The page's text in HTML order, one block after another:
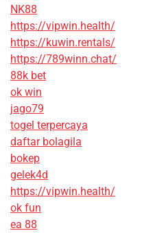
NK88
https://vipwin.health/
https://kuwin.rentals/
https://789winn.chat/
88k bet
ok win
jago79
togel terpercaya
daftar bolagila
bokep
gelek4d
https://vipwin.health/
ok fun
ea 88